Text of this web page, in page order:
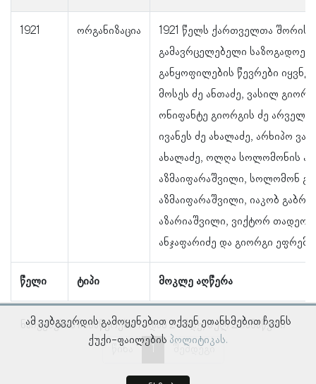
წელი ტიპი მოკლე აღწერა
1921 ორგანიზაცია
1921 წელს ქართველთა შორის
გამავრცელებელი
განყოფილების წევრები
მოსეს ძე ანთაძე, ვასილ
ონიფანტე გიორგის ძე
ივანეს ძე ახალაძე, არხიპო
ახალაძე, ოლღა სოლომონის
აზმაიფარაშვილი, სოლომონ
აზმაიფარაშვილი, იაკობ
აზარიაშვილი, ვიქტორ
ანჯაფარიძე და გიორგი
ნაჩვენებია ჩანაწერები 1–დან 2–მდე, სულ 2 ჩანაწერი
წინა
შემდეგი
ამ ვებგვერდის გამოყენებით თქვენ ეთანხმებით ჩვენს
ქუქი-ფაილების პოლიტიკას.